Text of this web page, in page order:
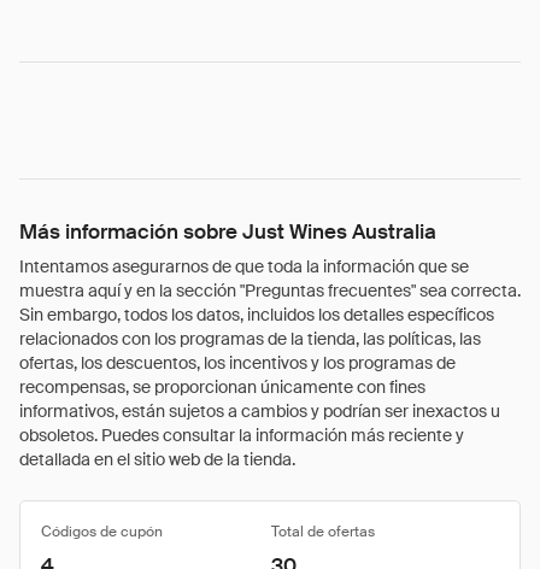
Más información sobre Just Wines Australia
Intentamos asegurarnos de que toda la información que se
muestra aquí y en la sección "Preguntas frecuentes" sea correcta.
Sin embargo, todos los datos, incluidos los detalles específicos
relacionados con los programas de la tienda, las políticas, las
ofertas, los descuentos, los incentivos y los programas de
recompensas, se proporcionan únicamente con fines
informativos, están sujetos a cambios y podrían ser inexactos u
obsoletos. Puedes consultar la información más reciente y
detallada en el sitio web de la tienda.
Códigos de cupón Total de ofertas